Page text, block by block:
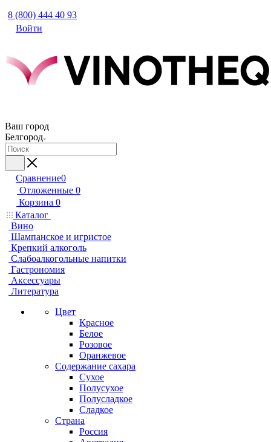
8 (800) 444 40 93
Войти
Ваш город
Белгород
Сравнение0
Отложенные 0
Корзина 0
Каталог
Вино
Шампанское и игристое
Крепкий алкоголь
Слабоалкогольные напитки
Гастрономия
Аксессуары
Литература
Цвет
Красное
Белое
Розовое
Оранжевое
Содержание сахара
Сухое
Полусухое
Полусладкое
Сладкое
Страна
Россия